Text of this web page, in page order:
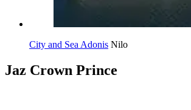
City and Sea Adonis Nilo
Jaz Crown Prince